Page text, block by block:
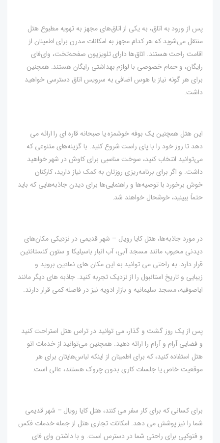
پس از ورود به اتاق، به یکی از اتاق‌های مجهز به تهویه مطبوع هتل
منتقل می‌شوید که هر کدام مجهز به امکانات مدرن برای اطمینان از
اقامت راحت هستند. اتاق‌ها دارای تلویزیون صفحه‌تخت، وای‌فای
رایگان، و حمام خصوصی با لوازم بهداشتی رایگان هستند. همچنین
برای هر گونه نیاز یا هوس اضافی به سرویس اتاق دسترسی خواهید
داشت.
این هتل همچنین یک بوفه خوشمزه یا صبحانه قاره ای را ارائه می
دهد تا روز خود را با پای راست شروع کنید. با گزینه‌های متنوعی که
می‌توانید انتخاب کنید، سوخت مناسبی برای کاوش در شهر خواهید
داشت. و اگر برای برنامه‌ریزی روزتان به کمک نیاز دارید، کارکنان
خوش برخورد با توصیه‌ها و راهنمایی‌ها برای دیدن جاذبه‌هایی که باید
حتماً ببینید، خوشحال خواهند شد.
در مورد جاذبه‌ها، هتل کایا رویال – شهر قدیمی در نزدیکی مکان‌های
دیدنی محبوب مانند مسجد آبی، آب انبار باسیلیکا و ستون کنستانتین
قرار دارد. به راحتی می توانید به این مکان های نمادین بروید و
زیبایی و تاریخ استانبول را از نزدیک تجربه کنید. جاذبه های دیگر مانند
ایاصوفیه، مسجد سلیمانیه و بازار ادویه نیز در فاصله کمی قرار دارند.
پس از یک روز گشت و گذار، می توانید در تراس هتل استراحت کنید
و فضایی آرام و آرام را ارائه دهید. همچنین می‌توانید از خدمات اتو
هتل استفاده کنید، که برای اطمینان از اینکه لباس‌هایتان برای هر
موقعیت خاص یا جلسات کاری بدون چروک هستند، عالی است.
برای کسانی که برای کار سفر می کنند، هتل کایا رویال – شهر قدیمی
شما را نیز پوشش می دهد. امکانات تجاری هتل از جمله خدمات فکس
و فتوکپی برای راحتی شما در دسترس است. و با داشتن وای فای